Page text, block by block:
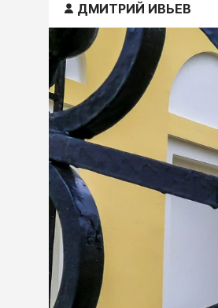
ДМИТРИЙ ИВЬЕВ